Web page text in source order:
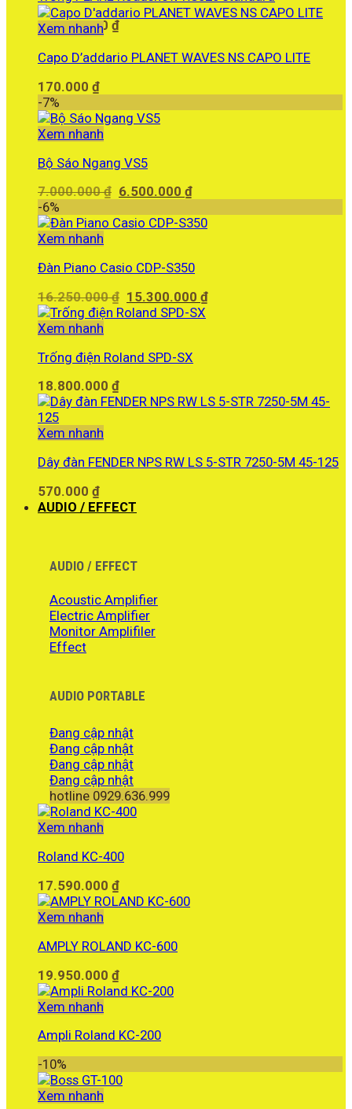
12.260.000 ₫
Xem nhanh
Capo D’addario PLANET WAVES NS CAPO LITE
170.000 ₫
-7%
Xem nhanh
Bộ Sáo Ngang VS5
7.000.000₫ Giá
là:
6.500.000₫Giá
tại
-6%
Xem nhanh
Đàn Piano Casio CDP-S350
16.250.000₫ Giá
gốc
15.300.000₫Giá
Xem nhanh
Trống điện Roland SPD-SX
18.800.000 ₫
Xem nhanh
Dây đàn FENDER NPS RW LS 5-STR 7250-5M 45-125
570.000 ₫
AUDIO / EFFECT
AUDIO / EFFECT
Acoustic Amplifier
Electric Amplifier
Monitor Amplifiler
Effect
AUDIO PORTABLE
Đang cập nhật
Đang cập nhật
Đang cập nhật
Đang cập nhật
hotline 0929.636.999
Xem nhanh
Roland KC-400
17.590.000 ₫
Xem nhanh
AMPLY ROLAND KC-600
19.950.000 ₫
Xem nhanh
Ampli Roland KC-200
-10%
Xem nhanh